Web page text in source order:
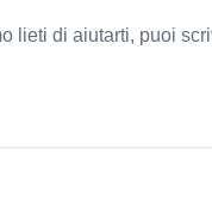
lieti di aiutarti, puoi